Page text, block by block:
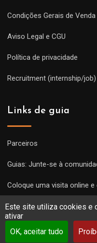
Este site utiliza cookies e
ativar
OK, aceitar tudo
Condições Gerais de Venda
Aviso Legal e CGU
Política de privacidade
Recruitment (internship/job)
Links de guia
Parceiros
Guias: Junte-se à
Coloque uma visita online